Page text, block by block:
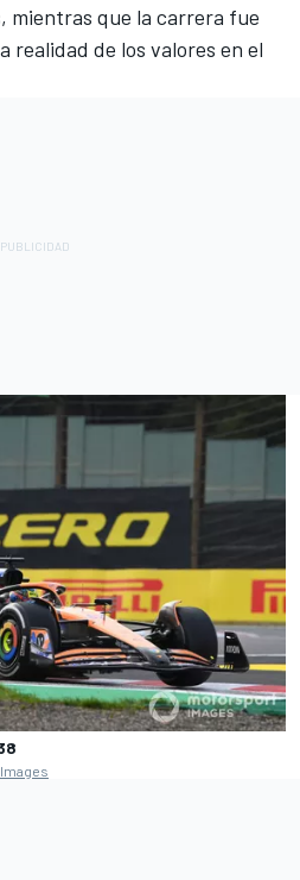
mientras que la carrera fue
realidad de los valores en el